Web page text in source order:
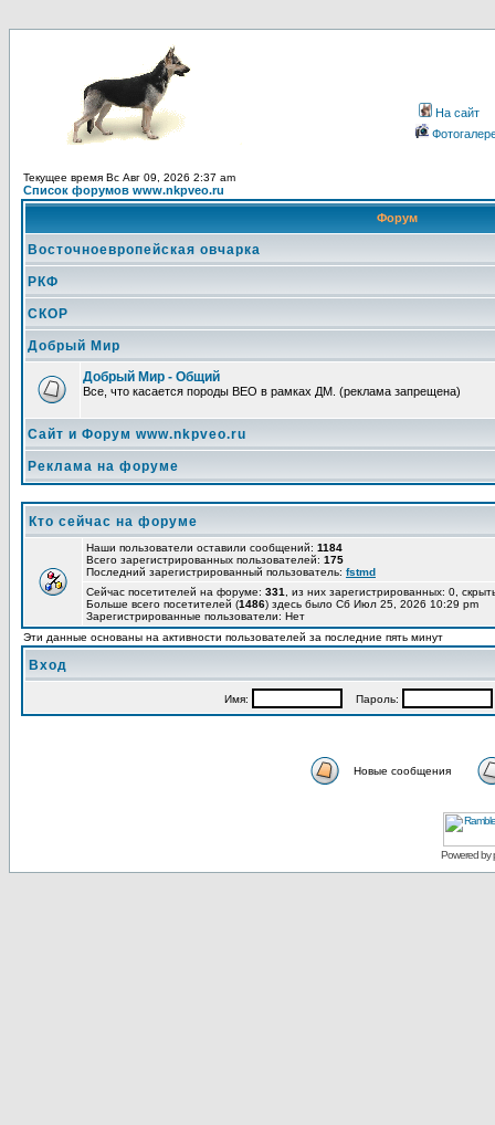
На сайт
Текущее время Вс Авг 09, 2026 2:37 am
Список форумов www.nkpveo.ru
Форум
Восточноевропейская овчарка
РКФ
СКОР
Добрый Мир
Добрый Мир - Общий
Все, что касается породы ВЕО в рамках ДМ. (реклама запрещена)
Сайт и Форум www.nkpveo.ru
Реклама на форуме
Кто сейчас на форуме
Наши пользователи оставили сообщений: 1184
Всего зарегистрированных пользователей: 175
Последний зарегистрированный пользователь: fstmd
Сейчас посетителей на форуме: 331
, из них зарегистрированных: 0,
Больше всего посетителей (1486) здесь было Сб Июл 25, 2026 10:29 pm
Зарегистрированные пользователи: Нет
Эти данные основаны на активности пользователей за последние пять минут
Вход
Имя: Пароль:
Новые сообщения
Powered by